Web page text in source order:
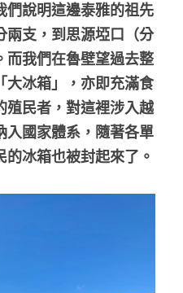
說明這邊泰雅的祖先
兩支，到思源埡口（分
而我們在魯壁望過去整
大冰箱」，亦即充滿食
殖民者，對這裡涉入越
入國家體系，隨著各單
冰箱也被封起來了。